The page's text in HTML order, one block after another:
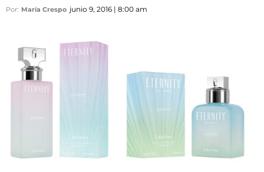
Por: María Crespo junio 9, 2016 | 8:00 am